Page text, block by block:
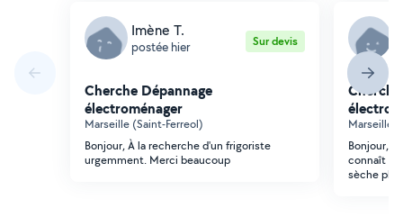
Imène T.
postée hier Sur devis
Cherche Dépannage
électroménager
Marseille (Saint-Ferreol)
Bonjour, À la recherche d'un frigoriste
urgemment. Merci beaucoup
Marseille
Bonjour,
connaît
sèche